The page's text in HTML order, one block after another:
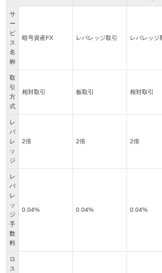
サ
ー
ビ
ス
名
称
暗号資産FX レバレッジ取引 レバレッジ
取
引
方
式
相対取引 板取引 相対取引
レ
バ
レ
ッ
ジ
2倍 2倍 2倍
レ
バ
レ
ッ
ジ
手
数
料
0.04% 0.04% 0.04%
ロ
ス